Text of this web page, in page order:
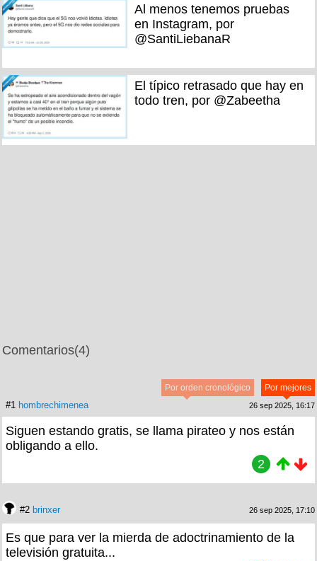
Al menos tenemos pruebas
en Instagram, por
@SantiLiebanaR
El típico retrasado que hay en
todo tren, por @Zabeetha
Comentarios(4)
Por mejores
Por orden cronológico
#1 hombrechimenea 26 sep 2025, 16:17
Siguen estando gratis, se llama pirateo y nos están
obligando a ello.
2
#2 brinxer 26 sep 2025, 17:10
Es que para ver la mierda de adoctrinamiento de la
televisión gratuita...